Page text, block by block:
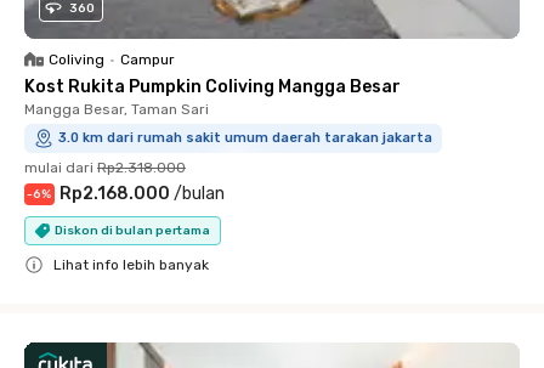
360
Coliving • Campur
Kost Rukita Pumpkin Coliving Mangga Besar
Mangga Besar, Taman Sari
3.0 km dari rumah sakit umum daerah tarakan jakarta
mulai dari Rp2.318.000
-6% Rp2.168.000 /bulan
Diskon di bulan pertama
Lihat info lebih banyak